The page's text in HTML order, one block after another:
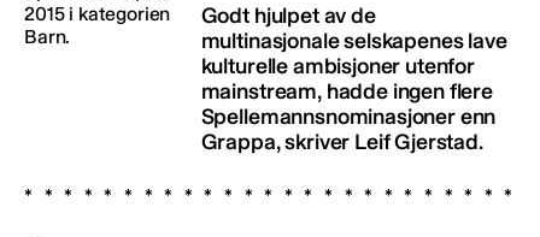
Godt hjulpet av de
multinasjonale selskapenes lave
kulturelle ambisjoner utenfor
mainstream, hadde ingen flere
Spellemannsnominasjoner enn
Grappa, skriver Leif Gjerstad.